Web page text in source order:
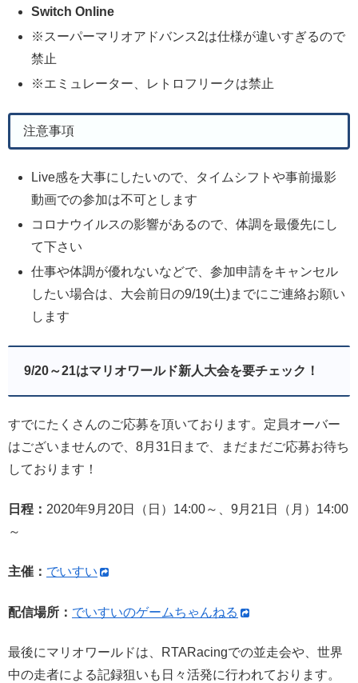
Switch Online
※スーパーマリオアドバンス2は仕様が違いすぎるので
禁止
※エミュレーター、レトロフリークは禁止
注意事項
Live感を大事にしたいので、タイムシフトや事前撮影
動画での参加は不可とします
コロナウイルスの影響があるので、体調を最優先にし
て下さい
仕事や体調が優れないなどで、参加申請をキャンセル
したい場合は、大会前日の9/19(土)までにご連絡お願い
します
9/20～21はマリオワールド新人大会を要チェック！
すでにたくさんのご応募を頂いております。定員オーバー
はございませんので、8月31日まで、まだまだご応募お待ち
しております！
日程： 2020年9月20日（日）14:00～、9月21日（月）14:00
～
主催： でいすい
配信場所： でいすいのゲームちゃんねる
最後にマリオワールドは、RTARacingでの並走会や、世界
中の走者による記録狙いも日々活発に行われております。